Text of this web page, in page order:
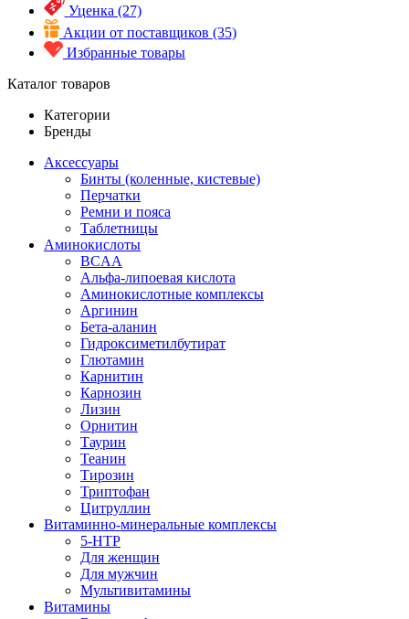
Уценка (27)
Акции от поставщиков (35)
Избранные товары
Каталог товаров
Категории
Бренды
Аксессуары
Бинты (коленные, кистевые)
Перчатки
Ремни и пояса
Таблетницы
Аминокислоты
BCAA
Альфа-липоевая кислота
Аминокислотные комплексы
Аргинин
Бета-аланин
Гидроксиметилбутират
Глютамин
Карнитин
Карнозин
Лизин
Орнитин
Таурин
Теанин
Тирозин
Триптофан
Цитруллин
Витаминно-минеральные комплексы
5-HTP
Для женщин
Для мужчин
Мультивитамины
Витамины